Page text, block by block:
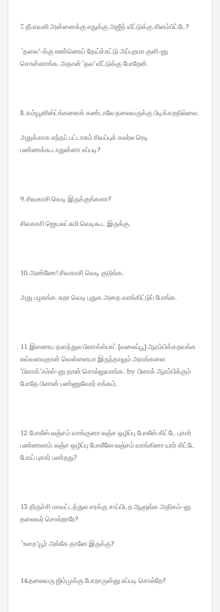
7. தீபாவளி அன்னைக்கு எதுக்கு அஜீத் வீட்டுக்கு கிளம்பிட்டே?
‘தலை’-க்கு எண்ணெய் தேய்ச்சுட்டு அப்புறமா குளி-னு
சொன்னாங்க. அதான் ‘தல’ வீட்டுக்கு போறேன்.
8. கம்யூனிஸ்ட்ங்களைக் கண்டாலே தலைவருக்கு பிடிக்கறதில்லை.
அதுக்காக எந்தப் பட்டாசும் சிவப்புக் கலர்ல ரெடி
பண்ணக்கூடாதுன்னா எப்படி?
9. சிவகாசி வெடி இருக்குங்களா?
சிவகாசி ஜெயலட்சுமி வெடிகூட இருக்கு.
10. அண்ணே! சிவகாசி வெடி குடுங்க.
அது பழசுங்க. சுறா வெடி புதுசு. அதை வாங்கிட்டுப் போங்க.
11. இணைய தளத்துல பிளாக்ஸ்பாட் [வலைப்பூ] ஆரம்பிக்கறவங்க
எவ்வளவுதான் வெள்ளையா இருந்தாலும் அவங்களை
‘பிளாக்’கர்ஸ்-னு தான் சொல்லுவாங்க. by பிளாக் ஆரம்பிக்கும்
போதே பிளான் பண்ணுவோர் சங்கம்.
12. போலீஸ் லஞ்சம் வாங்குனா லஞ்ச ஒழிப்பு போலீஸ் கிட்டே புகார்
பண்ணலாம். லஞ்ச ஒழிப்பு போலீஸே லஞ்சம் வாங்கினா யார் கிட்டே
போய் புகார் பண்றது?
13. திருச்சி மாவட்டத்துல சரக்கு சாப்பிடற ஆளுங்க அதிகம்-னு
தலைவர் சொல்றாரே?
‘உறை’யூர் அங்கே தானே இருக்கு?
14.தலைவரு ஜிம்முக்கு போறாருன்னு எப்படி சொல்றே?